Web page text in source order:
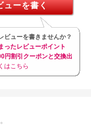
ューを書く
ビューを書きませんか？
ったレビューポイント
円割引クーポンと交換出
はこちら